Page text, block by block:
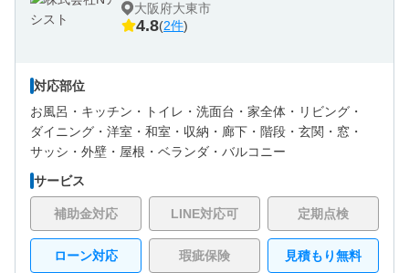
大阪府大東市
4.8(2件)
対応部位
お風呂・ キッチン・ トイレ・ 洗面台・ 家全体・ リビング・
ダイニング・ 洋室・ 和室・ 収納・ 廊下・ 階段・ 玄関・ 窓・
サッシ・ 外壁・ 屋根・ ベランダ・バルコニー
サービス
補助金対応 LINE対応可 定期点検
ローン対応 瑕疵保険 見積もり無料